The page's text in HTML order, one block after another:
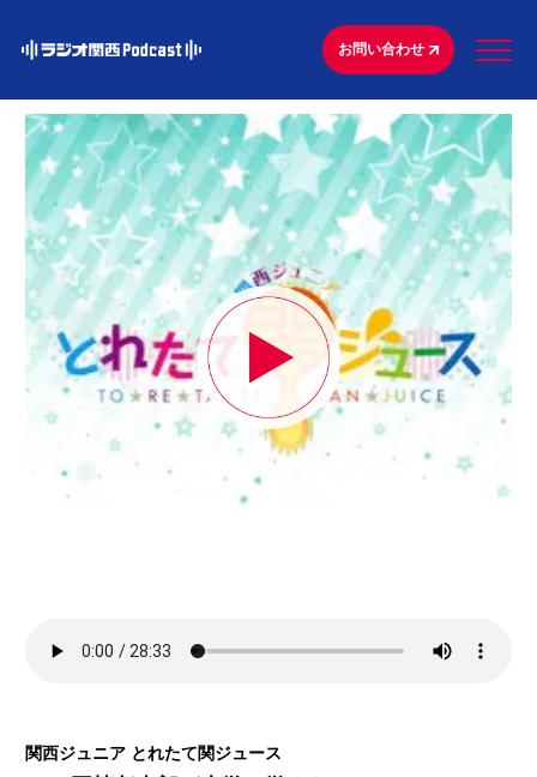
お問い合わせ
関西ジュニア とれたて関ジュース